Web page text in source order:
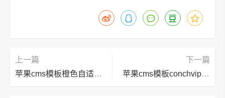
上一篇
苹果cms模板橙色自适应模板无文章模块PC+H5
下一篇
苹果cms模板conchvip.php 被嵌入代码